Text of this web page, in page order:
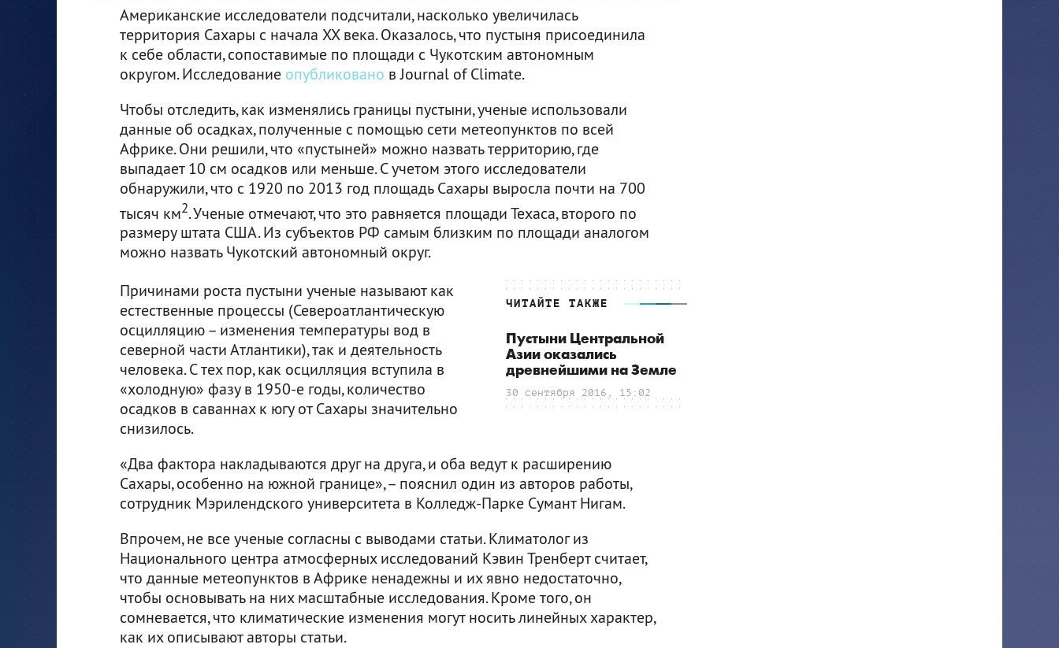
Американские исследователи подсчитали, насколько увеличилась
территория Сахары с начала XX века. Оказалось, что пустыня присоединила
к себе области, сопоставимые по площади с Чукотским автономным
округом. Исследование опубликовано в Journal of Climate.
Чтобы отследить, как изменялись границы пустыни, ученые использовали
данные об осадках, полученные с помощью сети метеопунктов по всей
Африке. Они решили, что «пустыней» можно назвать территорию, где
выпадает 10 см осадков или меньше. С учетом этого исследователи
обнаружили, что с 1920 по 2013 год площадь Сахары выросла почти на 700
тысяч км2. Ученые отмечают, что это равняется площади Техаса, второго по
размеру штата США. Из субъектов РФ самым близким по площади аналогом
можно назвать Чукотский автономный округ.
ЧИТАЙТЕ ТАКЖЕ
Пустыни Центральной
Азии оказались
древнейшими на Земле
30 сентября 2016, 15:02
Причинами роста пустыни ученые называют как
естественные процессы (Североатлантическую
осцилляцию – изменения температуры вод в
северной части Атлантики), так и деятельность
человека. С тех пор, как осцилляция вступила в
«холодную» фазу в 1950-е годы, количество
осадков в саваннах к югу от Сахары значительно
снизилось.
«Два фактора накладываются друг на друга, и оба ведут к расширению
Сахары, особенно на южной границе», – пояснил один из авторов работы,
сотрудник Мэрилендского университета в Колледж-Парке Сумант Нигам.
Впрочем, не все ученые согласны с выводами статьи. Климатолог из
Национального центра атмосферных исследований Кэвин Тренберт считает,
что данные метеопунктов в Африке ненадежны и их явно недостаточно,
чтобы основывать на них масштабные исследования. Кроме того, он
сомневается, что климатические изменения могут носить линейных характер,
как их описывают авторы статьи.